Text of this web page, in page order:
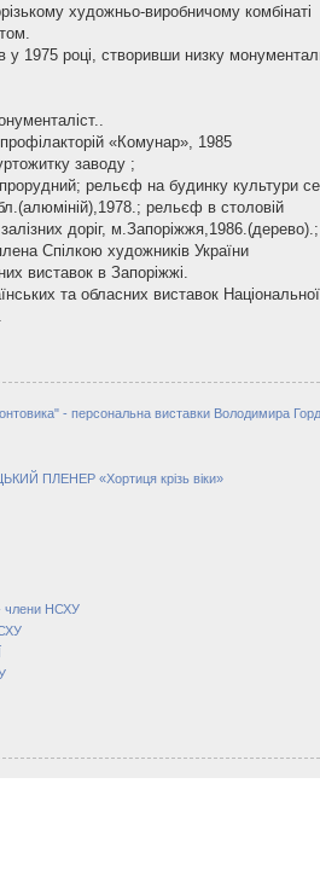
художньо-виробничому комбінаті
у 1975 році, створивши низку
«Комунар», 1985
заводу ;
рельєф на будинку культури
рельєф в столовій
доріг, м.Запоріжжя,1986.(дерево).;
Спілкою художників України
виставок в Запоріжжі.
та обласних виставок Національної
- персональна виставки Володимира
ПЛЕНЕР «Хортиця крізь віки»
НСХУ